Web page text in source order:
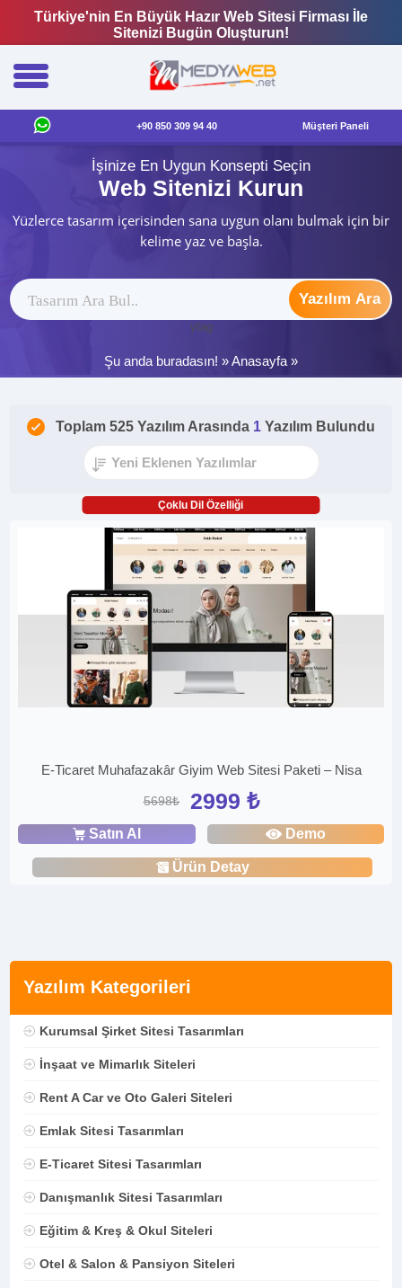
Türkiye'nin En Büyük Hazır Web Sitesi Firması İle
Sitenizi Bugün Oluşturun!
+90 850 309 94 40 Müşteri Paneli
İşinize En Uygun Konsepti Seçin
Web Sitenizi Kurun
Yüzlerce tasarım içerisinden sana uygun olanı bulmak için bir
kelime yaz ve başla.
Yazılım Ara
ytag
Şu anda buradasın! »Anasayfa »
Yazılım Kategorileri
Kurumsal Şirket Sitesi Tasarımları
İnşaat ve Mimarlık Siteleri
Rent A Car ve Oto Galeri Siteleri
Emlak Sitesi Tasarımları
E-Ticaret Sitesi Tasarımları
Danışmanlık Sitesi Tasarımları
Eğitim & Kreş & Okul Siteleri
Otel & Salon & Pansiyon Siteleri
Toplam 525 Yazılım Arasında 1 Yazılım Bulundu
Çoklu Dil Özelliği
E-Ticaret Muhafazakâr Giyim Web Sitesi Paketi – Nisa
5698₺ 2999 ₺
Satın Al Demo
Ürün Detay